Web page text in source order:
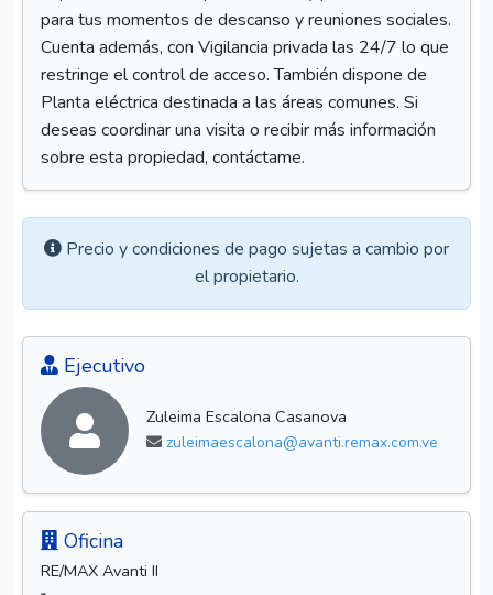
privado, mientras que las otras dos comparten baño.
En planta Baja se encuentra sala amplia, comedor,
cocina concepto abierto, patio con lavandero, un
medio baño, garaje techado ara 2 vehículos, y un
Tanque Subterráneo de 8.000 LT y Tanque aéreo
1.500 LT Por otra parte, el Conjunto Residencial
para tus momentos de descanso y reuniones sociales.
Cuenta además, con Vigilancia privada las 24/7 lo que
restringe el control de acceso. También dispone de
Planta eléctrica destinada a las áreas comunes. Si
deseas coordinar una visita o recibir más información
sobre esta propiedad, contáctame.
Precio y condiciones de pago sujetas a cambio por
el propietario.
Ejecutivo